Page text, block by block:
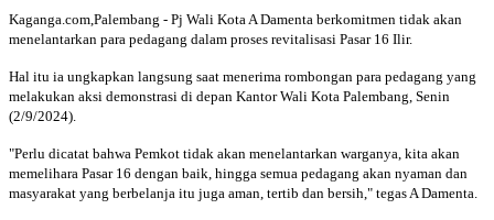
Kaganga.com,Palembang - Pj Wali Kota A Damenta berkomitmen tidak akan
menelantarkan para pedagang dalam proses revitalisasi Pasar 16 Ilir.
Hal itu ia ungkapkan langsung saat menerima rombongan para pedagang yang
melakukan aksi demonstrasi di depan Kantor Wali Kota Palembang, Senin
(2/9/2024).
"Perlu dicatat bahwa Pemkot tidak akan menelantarkan warganya, kita akan
memelihara Pasar 16 dengan baik, hingga semua pedagang akan nyaman dan
masyarakat yang berbelanja itu juga aman, tertib dan bersih," tegas A Damenta.